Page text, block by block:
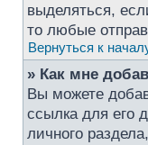
выделяться,
то любые
Вернуться к
» Как мне
Вы можете
ссылка для его
личного